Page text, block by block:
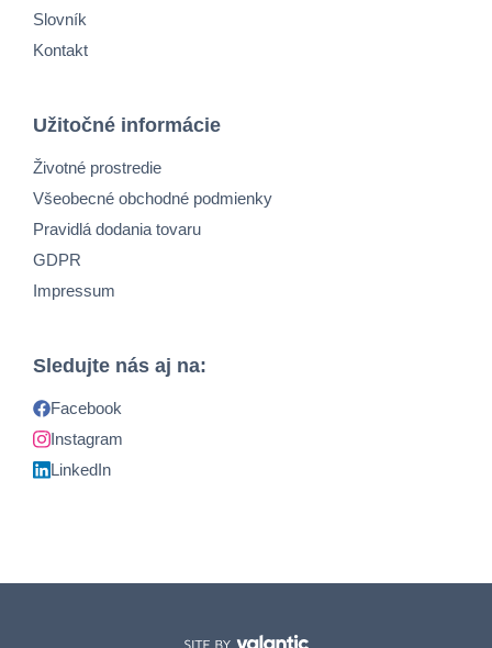
Slovník
Kontakt
Užitočné informácie
Životné prostredie
Všeobecné obchodné podmienky
Pravidlá dodania tovaru
GDPR
Impressum
Sledujte nás aj na:
Facebook
Instagram
LinkedIn